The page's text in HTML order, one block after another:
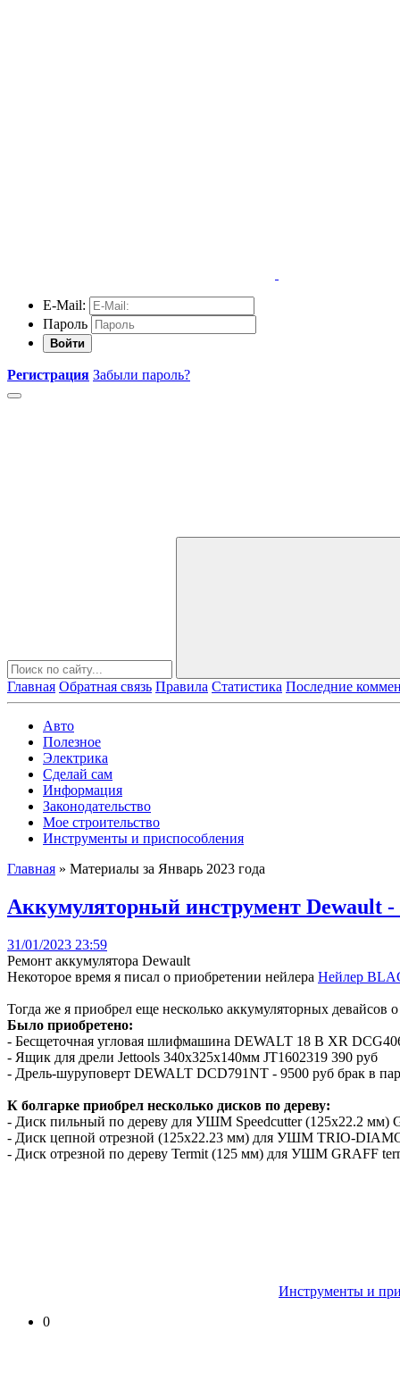
E-Mail:
Пароль
Войти
Регистрация Забыли пароль?
Главная Обратная связь Правила Статистика Последние
Авто
Полезное
Электрика
Сделай сам
Информация
Законодательство
Мое строительство
Инструменты и приспособления
Главная » Материалы за Январь 2023 года
Аккумуляторный инструмент Dewault
31/01/2023 23:59
Ремонт аккумулятора Dewault
Некоторое время я писал о приобретении нейлера Нейлер
Тогда же я приобрел еще несколько аккумуляторных девайсов
Было приобретено:
- Бесщеточная угловая шлифмашина DEWALT 18 В XR
- Ящик для дрели Jettools 340х325х140мм JT1602319 390 руб
- Дрель-шуруповерт DEWALT DCD791NT - 9500 руб брак в
К болгарке приобрел несколько дисков по дереву:
- Диск пильный по дереву для УШМ Speedcutter (125х22.2 мм)
- Диск цепной отрезной (125х22.23 мм) для УШМ TRIO-
- Диск отрезной по дереву Termit (125 мм) для УШМ GRAFF
Инструменты и
0